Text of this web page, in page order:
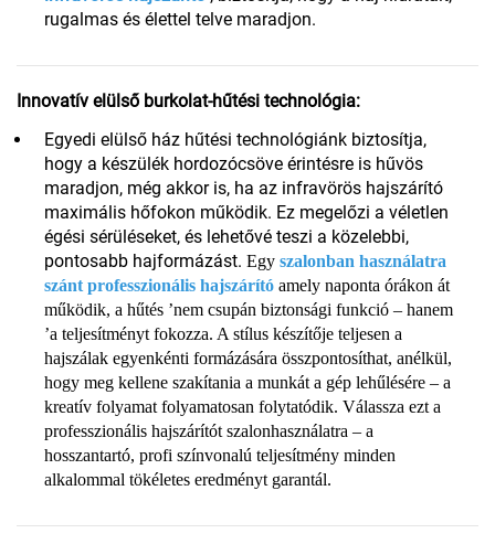
rugalmas és élettel telve maradjon.
Innovatív elülső burkolat-hűtési technológia:
Egyedi elülső ház hűtési technológiánk biztosítja,
hogy a készülék hordozócsöve érintésre is hűvös
maradjon, még akkor is, ha az infravörös hajszárító
maximális hőfokon működik. Ez megelőzi a véletlen
égési sérüléseket, és lehetővé teszi a közelebbi,
pontosabb hajformázást. Egy szalonban használatra
szánt professzionális hajszárító amely naponta órákon át
működik, a hűtés ’nem csupán biztonsági funkció – hanem
’a teljesítményt fokozza. A stílus készítője teljesen a
hajszálak egyenkénti formázására összpontosíthat, anélkül,
hogy meg kellene szakítania a munkát a gép lehűlésére – a
kreatív folyamat folyamatosan folytatódik. Válassza ezt a
professzionális hajszárítót szalonhasználatra – a
hosszantartó, profi színvonalú teljesítmény minden
alkalommal tökéletes eredményt garantál.